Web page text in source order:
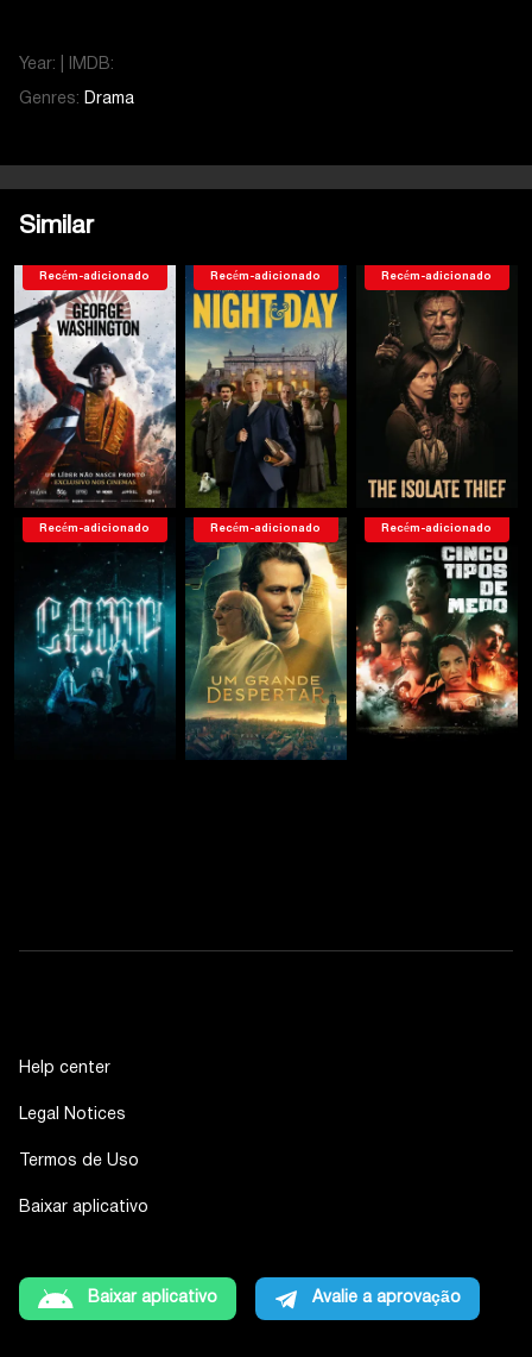
Year: IMDB:
Genres: Drama
Similar
Recém-adicionado Recém-adicionado Recém-adicionado
Recém-adicionado Recém-adicionado Recém-adicionado
Help center
Legal Notices
Termos de Uso
Baixar aplicativo
Baixar aplicativo Avalie a aprovação